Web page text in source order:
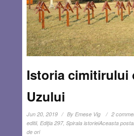
Istoria cimitirului
Uzului
Jun 20, 2019 By Emese Vig 2
editii, Ediţia 297, Spirala istorieiAceasta
de ori